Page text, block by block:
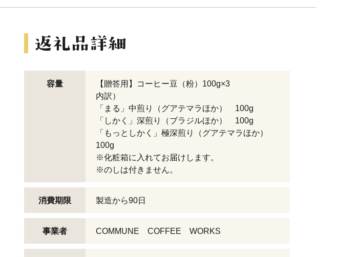
容量
【贈答用】コーヒー豆（粉）100g×3
内訳）
「まる」中煎り（グアテマラほか） 100g
「しかく」深煎り（ブラジルほか） 100g
「もっとしかく」極深煎り（グアテマラほか）
100g
※化粧箱に入れてお届けします。
※のしは付きません。
消費期限 製造から90日
事業者 COMMUNE COFFEE WORKS